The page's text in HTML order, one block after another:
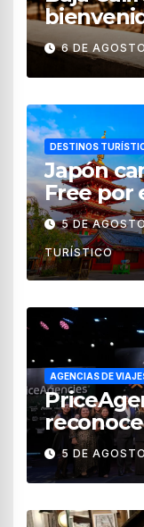
vendimia
6 DE
DESTINOS
Japón
Free por
de 2026
5 DE
TURÍSTICO
AGENCIAS DE
impulsan
turismo
5 DE